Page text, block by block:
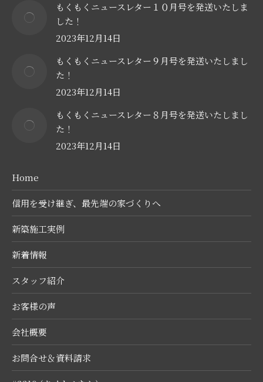
もくもくニュースレター１０月号を発送いたしま
した！
2023年12月14日
もくもくニュースレター９月号を発送いたしまし
た！
2023年12月14日
もくもくニュースレター８月号を発送いたしまし
た！
2023年12月14日
Home
信用を受け継ぎ、最先端の家づくりへ
新築施工実例
新着情報
スタッフ紹介
お客様の声
会社概要
お問合せ＆資料請求